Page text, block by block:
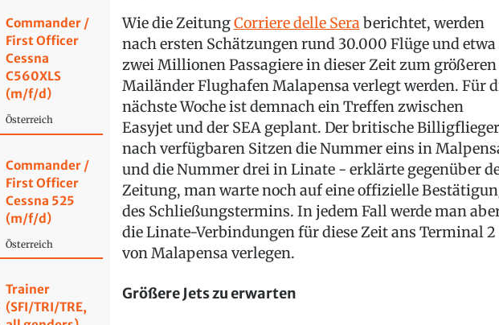
Commander /
First Officer
Cessna
C560XLS
(m/f/d)
Österreich
Commander /
First Officer
Cessna 525
(m/f/d)
Österreich
Trainer
(SFI/TRI/TRE,
Wie die ZeitungCorriere delle Seraberichtet, werden
nach ersten Schätzungen rund 30.000 Flüge und etwa
zwei Millionen Passagiere in dieser Zeit zum größeren
Mailänder Flughafen Malapensa verlegt werden. Für
nächste Woche ist demnach ein Treffen zwischen
Easyjet und der SEA geplant. Der britische
nach verfügbaren Sitzen die Nummer eins in
und die Nummer drei in Linate - erklärte gegenüber
Zeitung, man warte noch auf eine offizielle
des Schließungstermins. In jedem Fall werde man
die Linate-Verbindungen für diese Zeit ans Terminal 2
von Malapensa verlegen.
Größere Jets zu erwarten